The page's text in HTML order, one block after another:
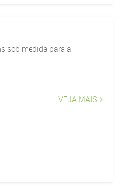
sob medida para a
VEJA MAIS